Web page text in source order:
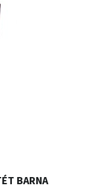
BARNA